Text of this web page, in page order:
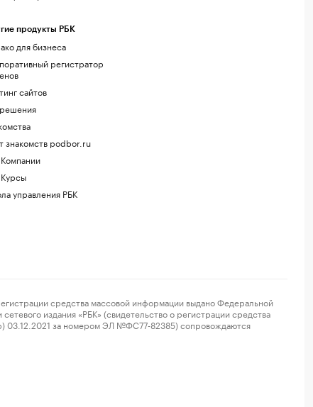
продукты РБК
для бизнеса
регистратор
сайтов
знакомств podbor.ru
управления РБК
средства массовой информации выдано Федеральной
издания «РБК» (свидетельство о регистрации средства
03.12.2021 за номером ЭЛ №ФС77-82385) сопровождаются